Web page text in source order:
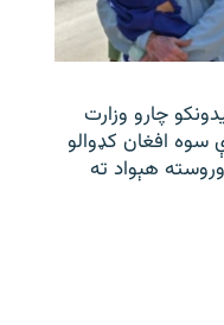
چارو وزارت
سوه افغان کډوالو
هېواد ته